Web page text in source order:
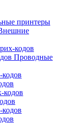
принтеры
кодов
Проводные